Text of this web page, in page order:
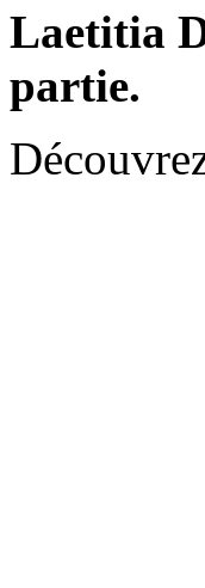
Laetitia
partie.